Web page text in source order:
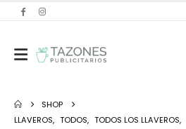
SHOP
LLAVEROS, TODOS, TODOS LOS LLAVEROS,